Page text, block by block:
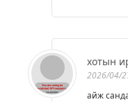
хотын
2026/04/
айж